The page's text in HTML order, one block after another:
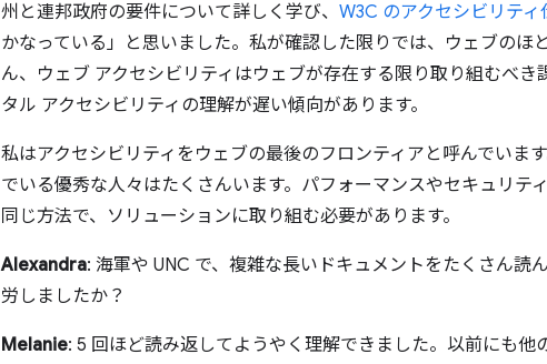
州と連邦政府の要件について詳しく学び、 W3C のアクセシビリティ
かなっている」と思いました。私が確認した限りでは、ウェブのほ
ん、ウェブ アクセシビリティはウェブが存在する限り取り組むべ
タル アクセシビリティの理解が遅い傾向があります。
私はアクセシビリティをウェブの最後のフロンティアと呼んでいま
でいる優秀な人々はたくさんいます。パフォーマンスやセキュリテ
同じ方法で、ソリューションに取り組む必要があります。
Alexandra: 海軍や UNC で、複雑な長いドキュメントをたくさん読
労しましたか？
Melanie: 5 回ほど読み返してようやく理解できました。以前にも他